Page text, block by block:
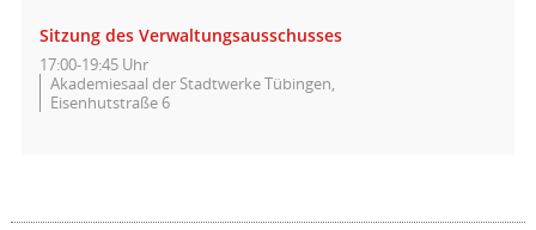
Sitzung des Verwaltungsausschusses
17:00-19:45 Uhr
Akademiesaal der Stadtwerke Tübingen,
Eisenhutstraße 6